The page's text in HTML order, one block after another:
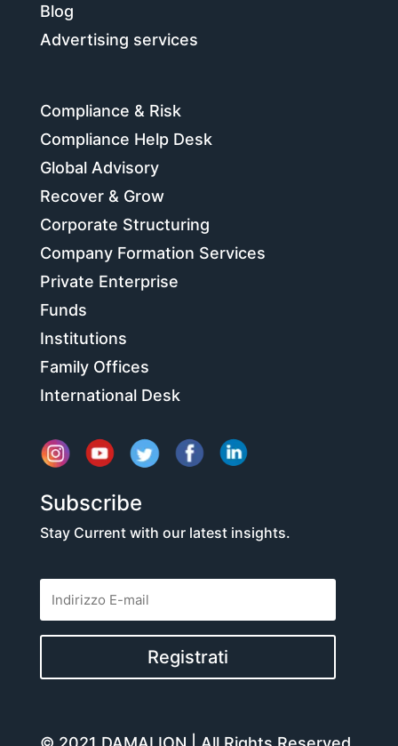
Blog
Advertising services
Compliance & Risk
Compliance Help Desk
Global Advisory
Recover & Grow
Corporate Structuring
Company Formation Services
Private Enterprise
Funds
Institutions
Family Offices
International Desk
Subscribe
Stay Current with our latest insights.
Registrati